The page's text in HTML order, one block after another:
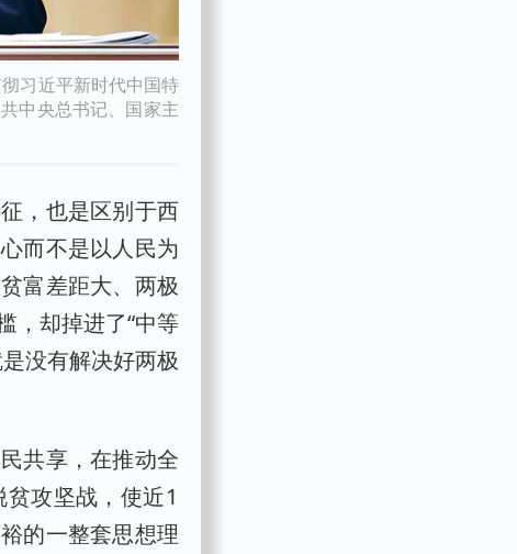
习近平新时代中国特
中央总书记、国家主
，也是区别于西
而不是以人民为
富差距大、两极
，却掉进了“中等
没有解决好两极
共享，在推动全
攻坚战，使近1
的一整套思想理